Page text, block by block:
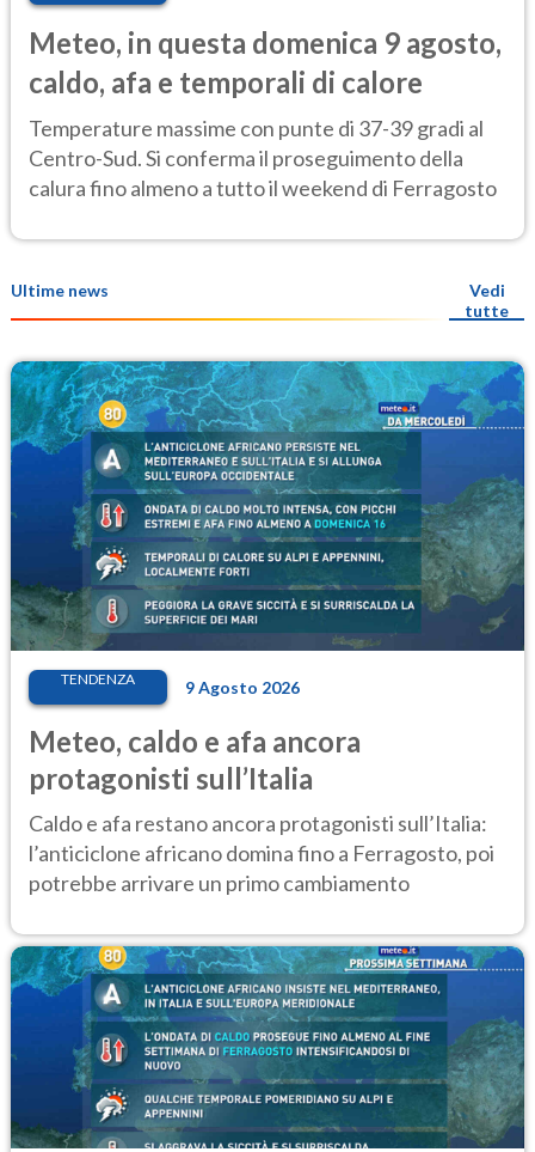
Meteo, in questa domenica 9 agosto,
caldo, afa e temporali di calore
Temperature massime con punte di 37-39 gradi al
Centro-Sud. Si conferma il proseguimento della
calura fino almeno a tutto il weekend di Ferragosto
Ultime news
Vedi
tutte
TENDENZA 9 Agosto 2026
Meteo, caldo e afa ancora
protagonisti sull’Italia
Caldo e afa restano ancora protagonisti sull’Italia:
l’anticiclone africano domina fino a Ferragosto, poi
potrebbe arrivare un primo cambiamento